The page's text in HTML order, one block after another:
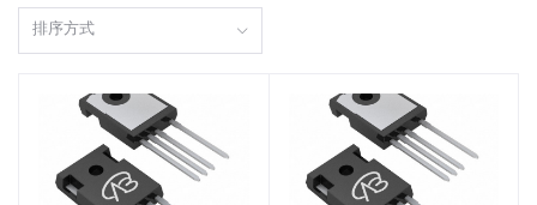
SOP8
TO251
150A
97A
排序方式